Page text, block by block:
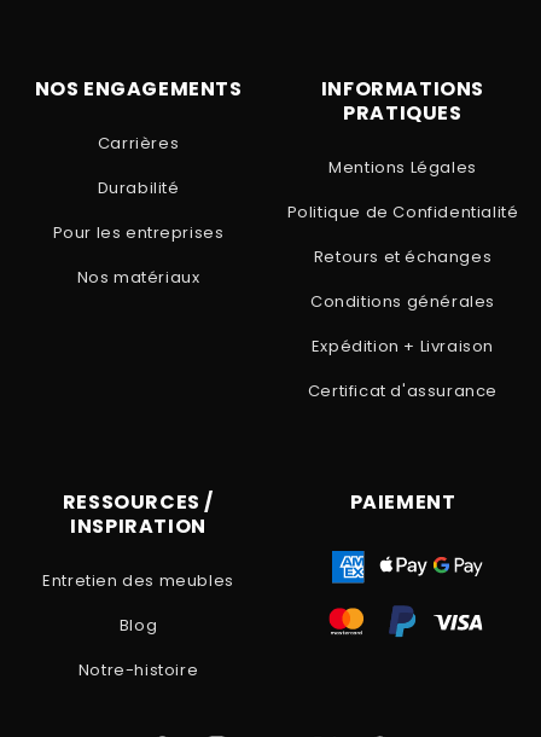
NOS ENGAGEMENTS
Carrières
Durabilité
Pour les entreprises
Nos matériaux
INFORMATIONS
PRATIQUES
Mentions Légales
Politique de Confidentialité
Retours et échanges
Conditions générales
Expédition + Livraison
Certificat d'assurance
RESSOURCES /
INSPIRATION
Entretien des meubles
Blog
Notre-histoire
PAIEMENT